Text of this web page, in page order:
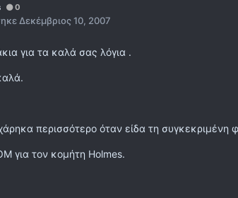
0
Δεκέμβριος 10, 2007
για τα καλά σας λόγια .
περισσότερο όταν είδα τη
για τον κομήτη Holmes.